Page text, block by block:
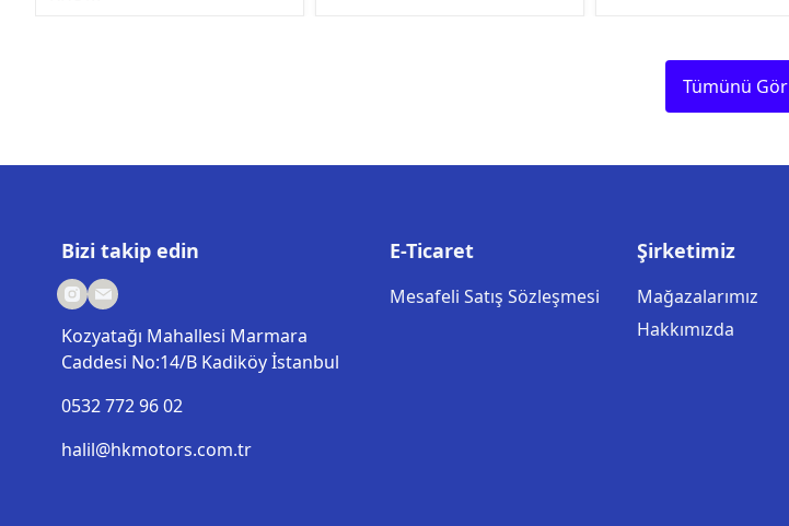
Tümünü Gör
Bizi takip edin
Kozyatağı Mahallesi Marmara
Caddesi No:14/B Kadiköy İstanbul
0532 772 96 02
halil@hkmotors.com.tr
E-Ticaret
Mesafeli Satış Sözleşmesi
Şirketimiz
Mağazalarımız
Hakkımızda